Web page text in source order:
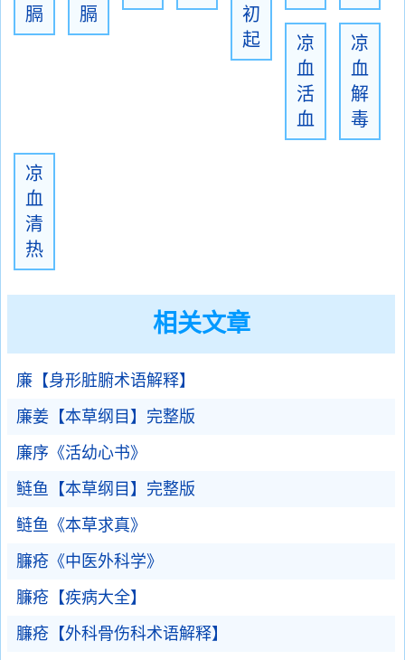
膈
膈
初
起
凉
血
活
血
凉
血
解
毒
凉
血
清
热
相关文章
廉【身形脏腑术语解释】
廉姜【本草纲目】完整版
廉序《活幼心书》
鲢鱼【本草纲目】完整版
鲢鱼《本草求真》
臁疮《中医外科学》
臁疮【疾病大全】
臁疮【外科骨伤科术语解释】